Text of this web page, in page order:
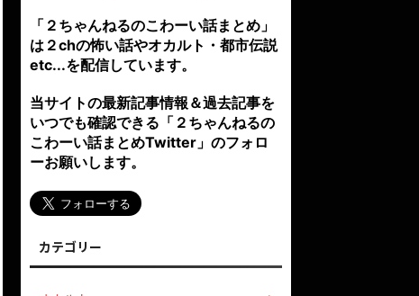
「２ちゃんねるのこわーい話まとめ」
は２chの怖い話やオカルト・都市伝説
etc...を配信しています。
当サイトの最新記事情報＆過去記事を
いつでも確認できる「２ちゃんねるの
こわーい話まとめTwitter」のフォロ
ーお願いします。
カテゴリー